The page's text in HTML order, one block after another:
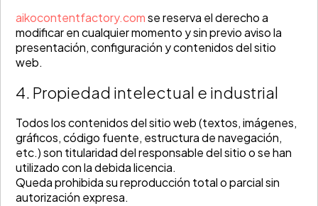
aikocontentfactory.comse reserva el derecho a
modificar en cualquier momento y sin previo aviso la
presentación, configuración y contenidos del sitio
web.
4. Propiedad intelectual e industrial
Todos los contenidos del sitio web (textos, imágenes,
gráficos, código fuente, estructura de navegación,
etc.) son titularidad del responsable del sitio o se han
utilizado con la debida licencia.
Queda prohibida su reproducción total o parcial sin
autorización expresa.